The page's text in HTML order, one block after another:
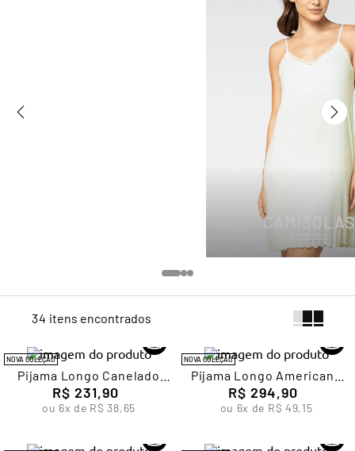
CAMISOLAS
ver mais
34
NOVA COLEÇÃO
Pijama Longo Canelado
Feminino Lupo
R$ 231,90
ou 6x de R$ 38,65
NOVA COLEÇÃO
Pijama Longo Americano
Adulto Feminino Lupo
R$ 294,90
ou 6x de R$ 49,15
meia masculina